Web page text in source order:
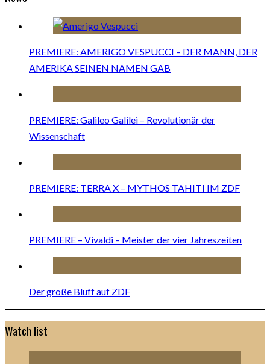
PREMIERE: AMERIGO VESPUCCI – DER MANN, DER
AMERIKA SEINEN NAMEN GAB
PREMIERE: Galileo Galilei – Revolutionär der
Wissenschaft
PREMIERE: TERRA X – MYTHOS TAHITI IM ZDF
PREMIERE – Vivaldi – Meister der vier Jahreszeiten
Der große Bluff auf ZDF
Watch list